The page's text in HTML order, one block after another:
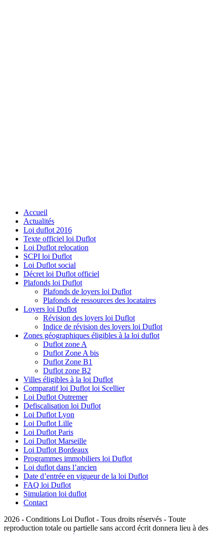
Accueil
Actualités
Loi duflot 2016
Texte officiel loi Duflot
Loi Duflot relocation
SCPI loi Duflot
Loi Duflot social
Décret loi Duflot officiel
Plafonds loi Duflot
Plafonds de loyers loi Duflot
Plafonds de ressources des locataires
Loyers loi Duflot
Révision des loyers loi Duflot
Indice de révision des loyers loi Duflot
Zones géographiques éligibles à la loi duflot
Duflot zone A
Duflot Zone A bis
Duflot Zone B1
Duflot zone B2
Villes éligibles à la loi Duflot
Comparatif loi Duflot loi Scellier
Loi Duflot Outremer
Defiscalisation loi Duflot
Loi Duflot Lyon
Loi Duflot Lille
Loi Duflot Paris
Loi Duflot Marseille
Loi Duflot Bordeaux
Programmes immobiliers loi Duflot
Loi duflot dans l’ancien
Date d’entrée en vigueur de la loi Duflot
FAQ loi Duflot
Simulation loi duflot
Contact
2026 - Conditions Loi Duflot - Tous droits réservés - Toute
reproduction totale ou partielle sans accord écrit donnera lieu à des